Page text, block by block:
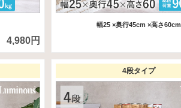
4,980円
幅25 ×奥行45cm ×高さ60cm
4段タイプ